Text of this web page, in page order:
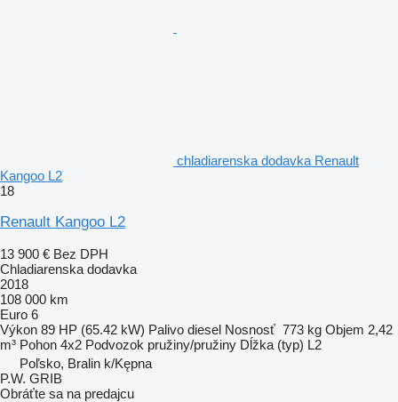
chladiarenska dodavka Renault
Kangoo L2
18
Renault Kangoo L2
13 900 € Bez DPH
Chladiarenska dodavka
2018
108 000 km
Euro 6
Výkon 89 HP (65.42 kW) Palivo diesel Nosnosť 773 kg Objem 2,42
m³ Pohon 4x2 Podvozok pružiny/pružiny Dĺžka (typ) L2
Poľsko, Bralin k/Kępna
P.W. GRIB
Obráťte sa na predajcu